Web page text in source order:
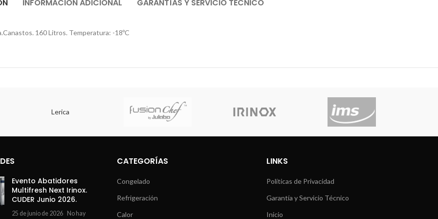
INFORMACIÓN ADICIONAL GARANTÍAS Y SERVICIO TÉCNICO
160 Litros. Temperatura: -18ºC
Lerica
Evento Abatidores
Multifresh Next Irinox.
CUDER Junio 2026.
25 de junio de 2026 No hay
CATEGORÍAS
Congelado
Refrigeración
Calor
LINKS
Políticas de Privacidad
Garantía y Servicio Técnico
Inicio